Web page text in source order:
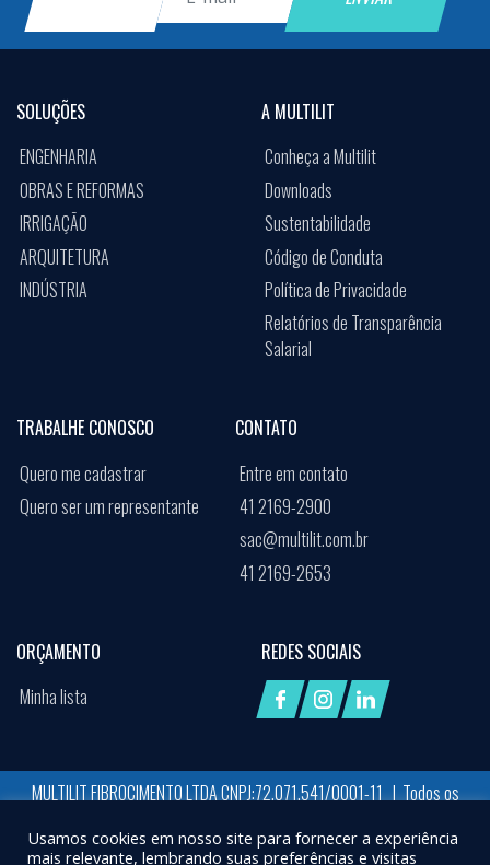
SOLUÇÕES
ENGENHARIA
OBRAS E REFORMAS
IRRIGAÇÃO
ARQUITETURA
INDÚSTRIA
A MULTILIT
Conheça a Multilit
Downloads
Sustentabilidade
Código de Conduta
Política de Privacidade
Relatórios de Transparência
Salarial
ORÇAMENTO
Minha lista
TRABALHE CONOSCO
Quero me cadastrar
Quero ser um representante
CONTATO
Entre em contato
41 2169-2900
sac@multilit.com.br
41 2169-2653
REDES SOCIAIS
MULTILIT FIBROCIMENTO LTDA CNPJ:72.071.541/0001-11 | Todos os
Desenvolvido por:Job Space
Usamos cookies em nosso site para fornecer a experiência
mais relevante, lembrando suas preferências e visitas